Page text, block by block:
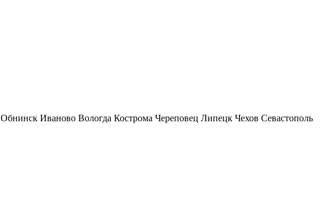
Обнинск Иваново Вологда Кострома Череповец Липецк Чехов Севастополь